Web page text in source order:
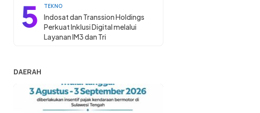
5 TEKNO
Indosat dan Transsion Holdings
Perkuat Inklusi Digital melalui
Layanan IM3 dan Tri
DAERAH